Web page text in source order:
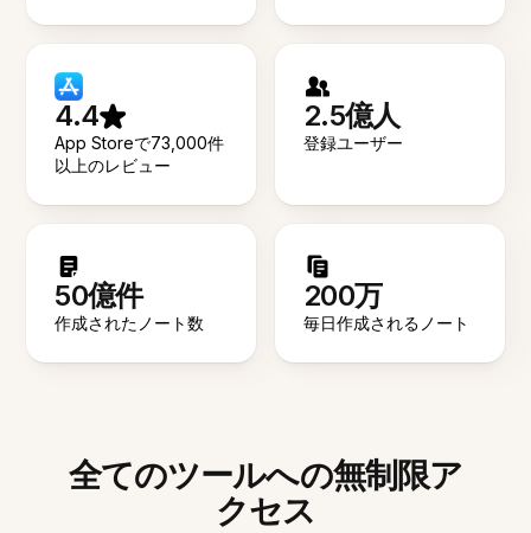
4.4
App Storeで73,000件
以上のレビュー
2.5億人
登録ユーザー
50億件
作成されたノート数
200万
毎日作成されるノート
全てのツールへの無制限ア
クセス